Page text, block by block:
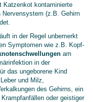
Katzenkot kontaminierte
Nervensystem (z.B. Gehirn
in der Regel unbemerkt
Symptomen wie z.B. Kopf-
am
in der
das ungeborene Kind
und Milz,
des Gehirns, ein
oder geistiger